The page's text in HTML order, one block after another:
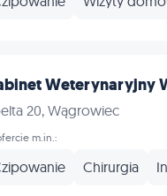
Weterynaryjny
20, Wągrowiec
m.in.:
Chirurgia